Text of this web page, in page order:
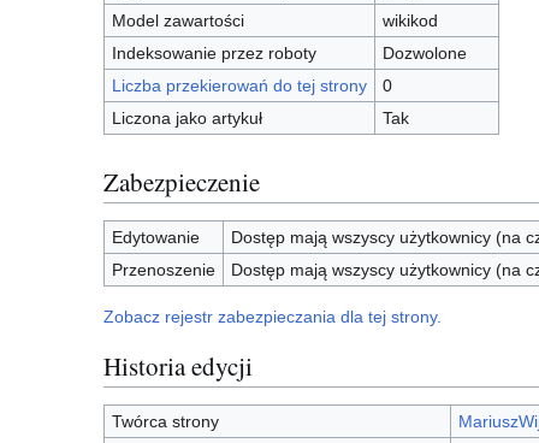
Model zawartości
wikikod
Indeksowanie przez roboty
Dozwolone
Liczba przekierowań do tej strony
0
Liczona jako artykuł
Tak
Zabezpieczenie
Edytowanie
Dostęp mają wszyscy użytkownicy (na
Przenoszenie
Dostęp mają wszyscy użytkownicy (na
Zobacz rejestr zabezpieczania dla tej strony.
Historia edycji
Twórca strony